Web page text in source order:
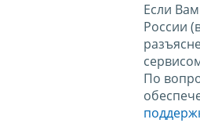
Если
России
По